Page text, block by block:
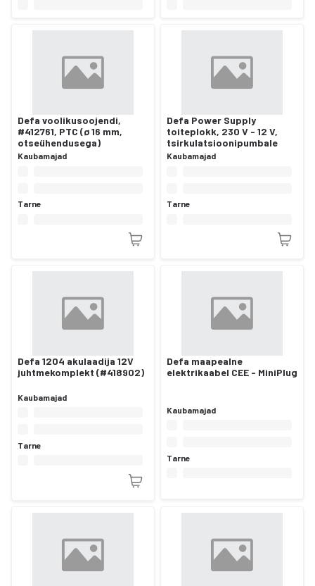
Defa voolikusoojendi,
#412761, PTC (ø 16 mm,
otseühendusega)
Kaubamajad
Tarne
Defa Power Supply
toiteplokk, 230 V - 12 V,
tsirkulatsioonipumbale
Kaubamajad
Tarne
Defa 1204 akulaadija 12V
juhtmekomplekt (#418902)
Kaubamajad
Tarne
Defa maapealne
elektrikaabel CEE - MiniPlug
Kaubamajad
Tarne